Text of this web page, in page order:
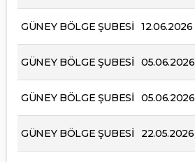
GÜNEY BÖLGE ŞUBESİ 12.06.2026
GÜNEY BÖLGE ŞUBESİ 05.06.2026
GÜNEY BÖLGE ŞUBESİ 05.06.2026
GÜNEY BÖLGE ŞUBESİ 22.05.2026